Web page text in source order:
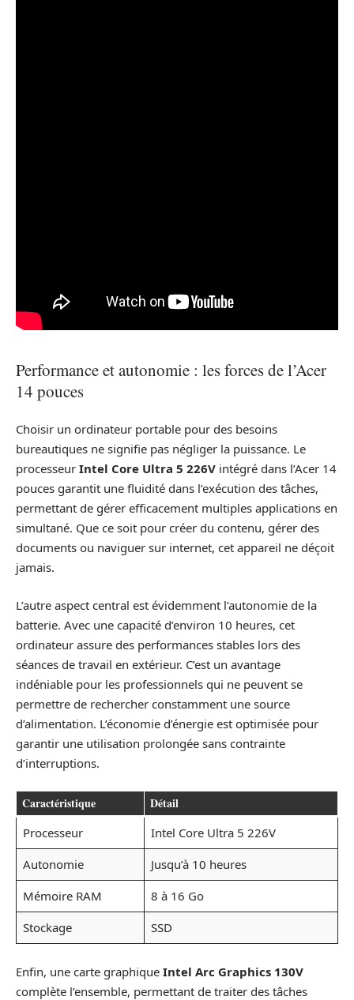
Performance et autonomie : les forces de l’Acer
14 pouces
Choisir un ordinateur portable pour des besoins
bureautiques ne signifie pas négliger la puissance. Le
processeur Intel Core Ultra 5 226V intégré dans l’Acer 14
pouces garantit une fluidité dans l’exécution des tâches,
permettant de gérer efficacement multiples applications en
simultané. Que ce soit pour créer du contenu, gérer des
documents ou naviguer sur internet, cet appareil ne déçoit
jamais.
L’autre aspect central est évidemment l’autonomie de la
batterie. Avec une capacité d’environ 10 heures, cet
ordinateur assure des performances stables lors des
séances de travail en extérieur. C’est un avantage
indéniable pour les professionnels qui ne peuvent se
permettre de rechercher constamment une source
d’alimentation. L’économie d’énergie est optimisée pour
garantir une utilisation prolongée sans contrainte
d’interruptions.
Caractéristique Détail
Processeur
Intel Core Ultra 5 226V
Autonomie
Jusqu’à 10 heures
Mémoire RAM
8 à 16 Go
Stockage
SSD
Enfin, une carte graphique Intel Arc Graphics 130V
complète l’ensemble, permettant de traiter des tâches